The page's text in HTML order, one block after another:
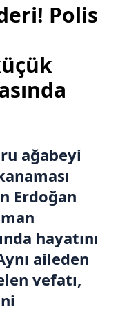
Polis
ağabeyi
Erdoğan
hayatını
aileden
vefatı,